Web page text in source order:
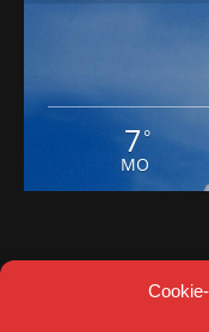
7 °
MO